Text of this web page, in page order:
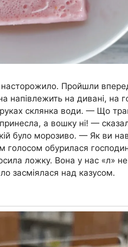
Пройшли
напівлежить на дивані, на
склянка води. — Що
а вошку ні! —
було морозиво. — Як ви
обурилася
ложку. Вона у нас «л»
засміялася над казусом.